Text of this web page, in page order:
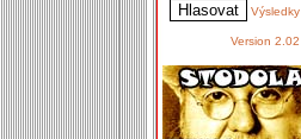
Výsledky
Version 2.02